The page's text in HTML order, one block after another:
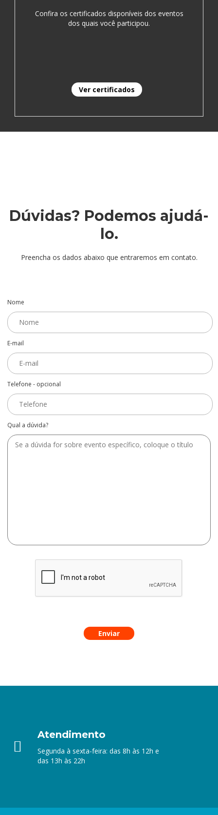
Confira os certificados disponíveis dos eventos
dos quais você participou.
Ver certificados
Dúvidas? Podemos ajudá-
lo.
Preencha os dados abaixo que entraremos em contato.
Nome
E-mail
Telefone - opcional
Qual a dúvida?
Enviar
Atendimento
Segunda à sexta-feira: das 8h às 12h e
das 13h às 22h